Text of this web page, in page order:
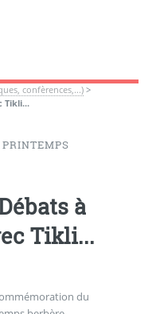
confèrences,...)>
Tikli...
à
Tikli...
du